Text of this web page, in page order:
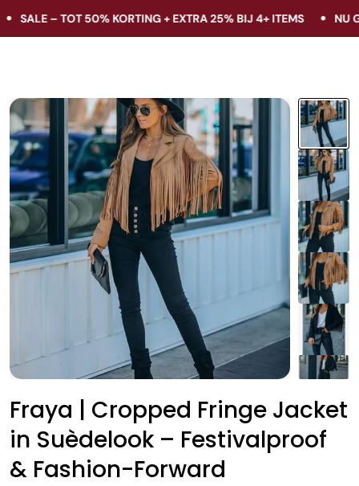
de inhoud
– TOT 50% KORTING + EXTRA 25% BIJ 4+ ITEMS NU
Fraya | Cropped Fringe Jacket
in Suèdelook – Festivalproof
& Fashion-Forward